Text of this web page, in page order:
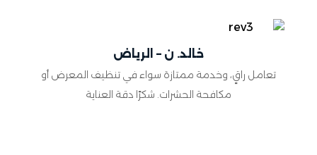
خالد. ن – الرياض
تعامل راقٍ، وخدمة ممتازة سواء في تنظيف المعرض أو
مكافحة الحشرات. شكرًا دقة العناية